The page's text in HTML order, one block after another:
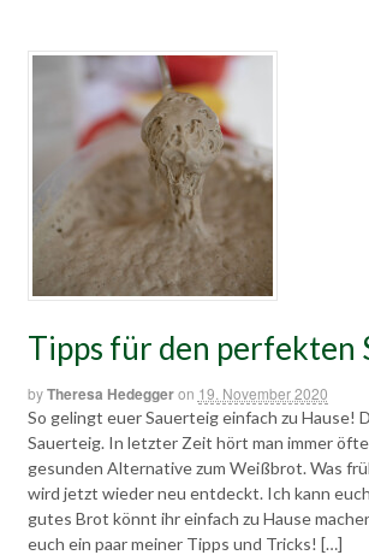
Tipps für den perfekten
byTheresa Hedeggeron 19. November 2020
So gelingt euer Sauerteig einfach zu Hause!
Sauerteig. In letzter Zeit hört man immer
gesunden Alternative zum Weißbrot. Was
wird jetzt wieder neu entdeckt. Ich kann
gutes Brot könnt ihr einfach zu Hause
euch ein paar meiner Tipps und Tricks! […]